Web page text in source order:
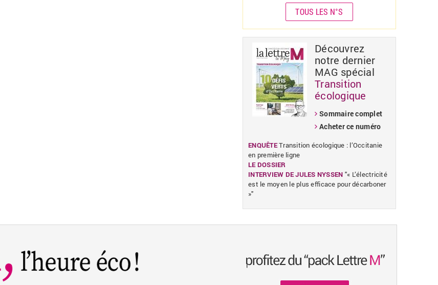
TOUS LES N°S
Découvrez
notre dernier
MAG spécial
Transition
écologique
Sommaire complet
Acheter ce numéro
ENQUÊTETransition écologique : l’Occitanie
en première ligne
LE DOSSIER
INTERVIEW DE JULES NYSSEN "« L’électricité
est le moyen le plus efficace pour décarboner
»"